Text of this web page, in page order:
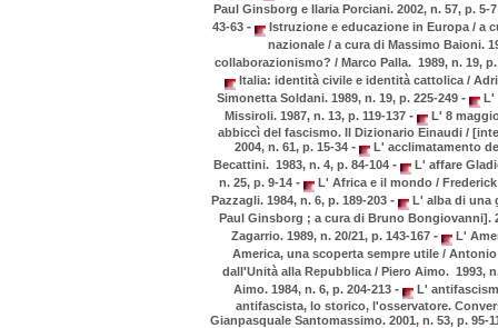
Paul Ginsborg e Ilaria Porciani. 2002, n. 57, p. 5-
43-63 -
Istruzione e educazione in Europa / a
nazionale / a cura di Massimo Baioni.
collaborazionismo? / Marco Palla. 1989, n. 19,
Italia: identità civile e identità cattolica /
Simonetta Soldani. 1989, n. 19, p. 225-249 -
L'
Missiroli. 1987, n. 13, p. 119-137 -
L' 8
abbiccì del fascismo. Il Dizionario Einaudi /
2004, n. 61, p. 15-34 -
L' acclimatamento
Becattini. 1983, n. 4, p. 84-104 -
L' affare
n. 25, p. 9-14 -
L' Africa e il mondo / Frederick
Pazzagli. 1984, n. 6, p. 189-203 -
L' alba di una
Paul Ginsborg ; a cura di Bruno Bongiovanni].
Zagarrio. 1989, n. 20/21, p. 143-167 -
L'
America, una scoperta sempre utile / Antonio
dall'Unità alla Repubblica / Piero Aimo. 1993,
Aimo. 1984, n. 6, p. 204-213 -
L'
antifascista, lo storico, l'osservatore.
Gianpasquale Santomassimo. 2001, n. 53, p. 95-